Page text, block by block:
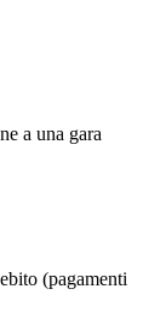
a una gara
(pagamenti